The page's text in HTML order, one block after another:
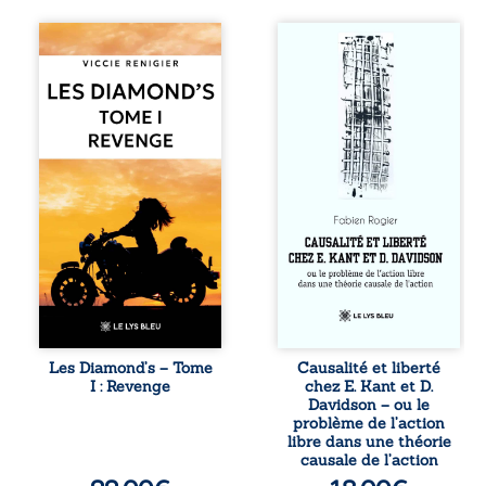
Revenge est à la
tête des
Diamond’s, un clan
de motards aussi
réputé et respecté
que redouté dans
tout le pays. Rien
ne la prédestinait
à cette vie, mais
les épreuves ont
forgé une femme
dure, inaccessible
et résolue à ne
jamais dévoiler
ses faiblesses,
jusqu’à ce que le
croise sa route.
Chef d’une famille
de Nomads, Juan
Les Diamond’s – Tome
I : Revenge
Sommes-nous
vraiment libres si
chacun de nos
actes s’inscrit
dans une chaîne
de causes ? À
travers une
confrontation
entre les pensées
d’Emmanuel Kant
et de Donald
Davidson, cet
essai explore les
liens entre libre
déterminisme
responsabilité. De
la volonté
kantienne au
monisme anomal
de Davidson, il
interroge la
manière dont les
Causalité et liberté
chez E. Kant et D.
Davidson – ou le
problème de l’action
libre dans une théorie
causale de l’action